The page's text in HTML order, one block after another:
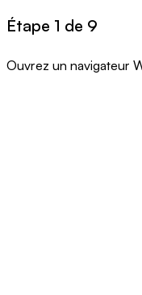
Étape 1 de 9
Ouvrez un navigateur